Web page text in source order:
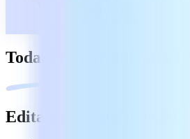
Todas las herramientas
Edita y crea archivos